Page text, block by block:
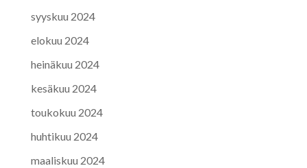
syyskuu 2024
elokuu 2024
heinäkuu 2024
kesäkuu 2024
toukokuu 2024
huhtikuu 2024
maaliskuu 2024